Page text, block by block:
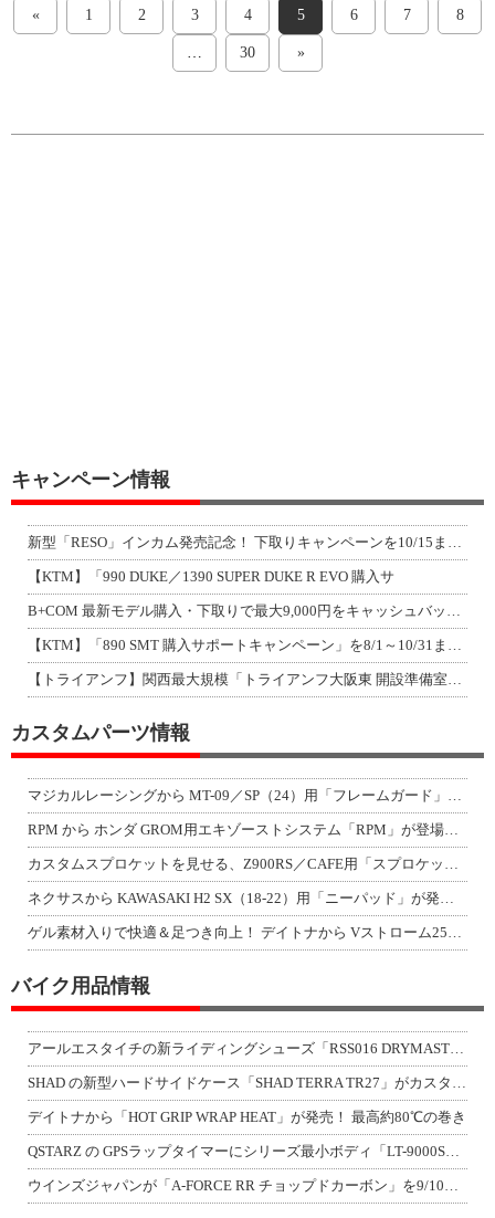
« 1 2 3 4 5 6 7 8
… 30 »
キャンペーン情報
新型「RESO」インカム発売記念！ 下取りキャンペーンを10/15まで延長して開
【KTM】「990 DUKE／1390 SUPER DUKE R EVO 購入サ
B+COM 最新モデル購入・下取りで最大9,000円をキャッシュバック！「B+F
【KTM】「890 SMT 購入サポートキャンペーン」を8/1～10/31まで実
【トライアンフ】関西最大規模「トライアンフ大阪東 開設準備室」がオープン！ 限定
カスタムパーツ情報
マジカルレーシングから MT-09／SP（24）用「フレームガード」が登場！
RPM から ホンダ GROM用エキゾーストシステム「RPM」が登場！（動画あり
カスタムスプロケットを見せる、Z900RS／CAFE用「スプロケットカバーフルキ
ネクサスから KAWASAKI H2 SX（18-22）用「ニーパッド」が発売！
ゲル素材入りで快適＆足つき向上！ デイトナから Vストローム250SX用「快適ロ
バイク用品情報
アールエスタイチの新ライディングシューズ「RSS016 DRYMASTER スト
SHAD の新型ハードサイドケース「SHAD TERRA TR27」がカスタムジ
デイトナから「HOT GRIP WRAP HEAT」が発売！ 最高約80℃の巻き
QSTARZ の GPSラップタイマーにシリーズ最小ボディ「LT-9000S」が
ウインズジャパンが「A-FORCE RR チョップドカーボン」を9/10発売！